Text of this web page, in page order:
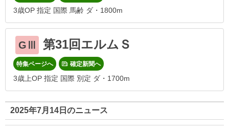
3歳OP 指定 国際 馬齢 ダ・1800m
GⅢ 第31回エルムＳ
特集ページへ 確定新聞へ
3歳上OP 指定 国際 別定 ダ・1700m
2025年7月14日のニュース